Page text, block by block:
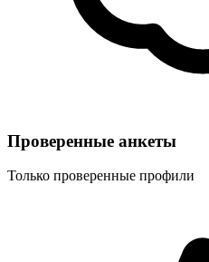
Проверенные анкеты
Только проверенные профили